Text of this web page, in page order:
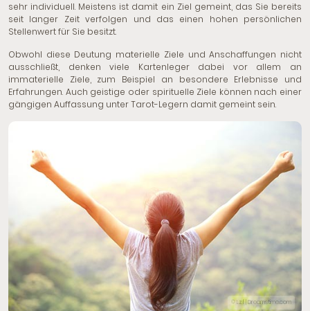
sehr individuell. Meistens ist damit ein Ziel gemeint, das Sie bereits
seit langer Zeit verfolgen und das einen hohen persönlichen
Stellenwert für Sie besitzt.
Obwohl diese Deutung materielle Ziele und Anschaffungen nicht
ausschließt, denken viele Kartenleger dabei vor allem an
immaterielle Ziele, zum Beispiel an besondere Erlebnisse und
Erfahrungen. Auch geistige oder spirituelle Ziele können nach einer
gängigen Auffassung unter Tarot-Legern damit gemeint sein.
© Lzf | Dreamstime.com